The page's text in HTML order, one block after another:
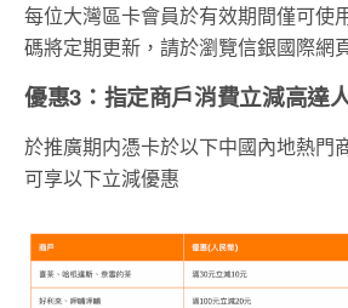
每位大灣區卡會員於有效期間僅可使
碼將定期更新，請於瀏覽信銀國際網
優惠3：指定商戶消費立減高達
於推廣期内憑卡於以下中國內地熱門
可享以下立減優惠